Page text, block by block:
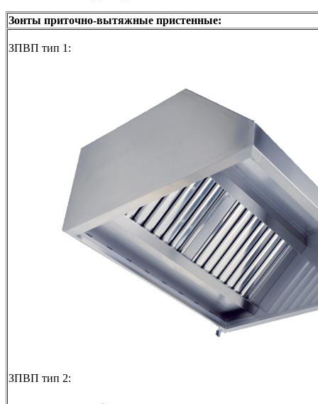
Зонты приточно-вытяжные пристенные:
ЗПВП тип 1:
ЗПВП тип 2: